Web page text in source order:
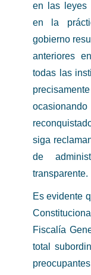
en las leyes
en la
gobierno
anteriores
todas las
siga
de
transparente.
Es evidente
Fiscalía
total